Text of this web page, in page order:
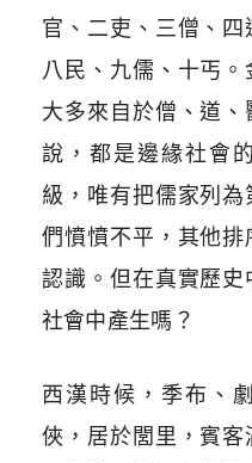
官、二吏、三僧、四
八民、九儒、十丐
大多來自於僧、道
說，都是邊緣社會
級，唯有把儒家列
們憤憤不平，其他
認識。但在真實歷
社會中產生嗎？
西漢時候，季布、
俠，居於閭里，賓